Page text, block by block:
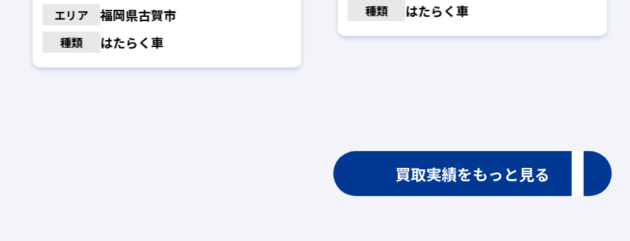
エリア 福岡県古賀市
種類 はたらく車
種類 はたらく車
買取実績をもっと見る